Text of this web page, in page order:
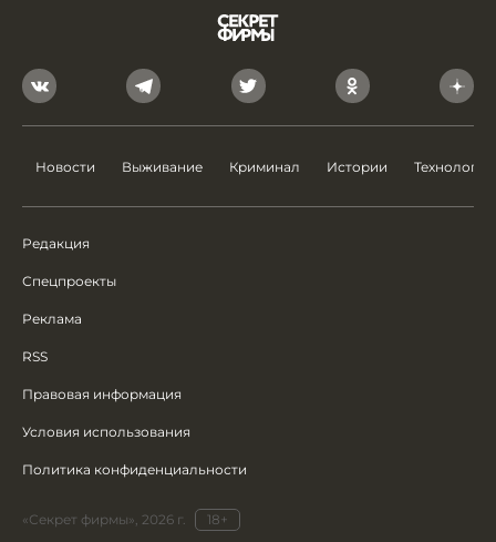
Новости Выживание Криминал Истории Технологии
Редакция
Спецпроекты
Реклама
RSS
Правовая информация
Условия использования
Политика конфиденциальности
«Секрет фирмы», 2026 г.
18+